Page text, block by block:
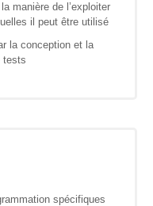
manière de l’exploiter
il peut être utilisé
la conception et la
tests
spécifiques